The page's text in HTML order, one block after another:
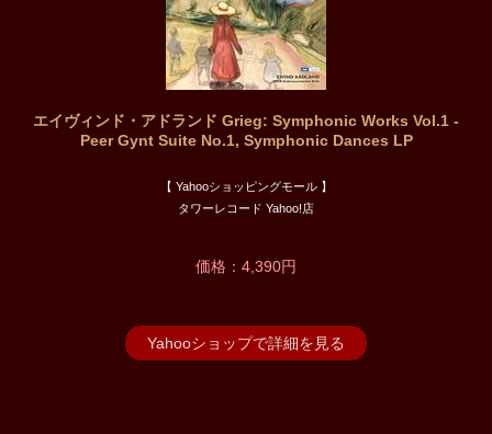
エイヴィンド・アドランド Grieg: Symphonic Works Vol.1 -
Peer Gynt Suite No.1, Symphonic Dances LP
【 Yahooショッピングモール 】
タワーレコード Yahoo!店
価格：4,390円
Yahooショップで詳細を見る